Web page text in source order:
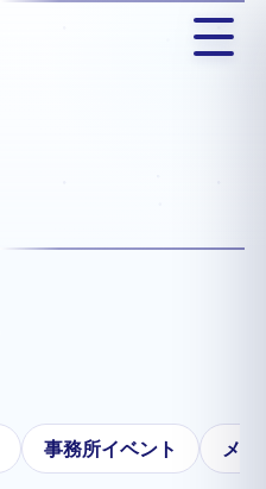
事務所イベント メ